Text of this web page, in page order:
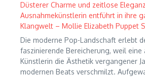
Düsterer Charme und zeitlose
Ausnahmekünstlerin entführt in ihre
Klangwelt – Mollie Elizabeth Puppet
Die moderne Pop-Landschaft erlebt
faszinierende Bereicherung, weil
Künstlerin die Ästhetik vergangener
modernen Beats verschmilzt.